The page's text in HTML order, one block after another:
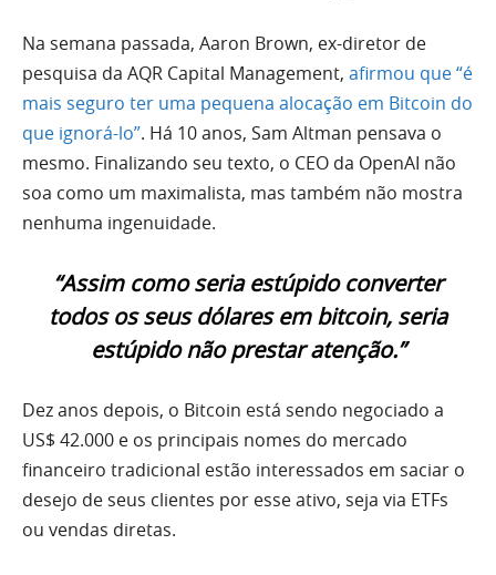
Na semana passada, Aaron Brown, ex-diretor de
pesquisa da AQR Capital Management, afirmou que “é
mais seguro ter uma pequena alocação em Bitcoin do
que ignorá-lo”. Há 10 anos, Sam Altman pensava o
mesmo. Finalizando seu texto, o CEO da OpenAI não
soa como um maximalista, mas também não mostra
nenhuma ingenuidade.
“Assim como seria estúpido converter
todos os seus dólares em bitcoin, seria
estúpido não prestar atenção.”
Dez anos depois, o Bitcoin está sendo negociado a
US$ 42.000 e os principais nomes do mercado
financeiro tradicional estão interessados em saciar o
desejo de seus clientes por esse ativo, seja via ETFs
ou vendas diretas.